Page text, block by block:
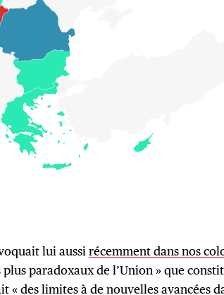
lui aussi récemment dans nos
plus paradoxaux de l’Union » que
« des limites à de nouvelles avancées